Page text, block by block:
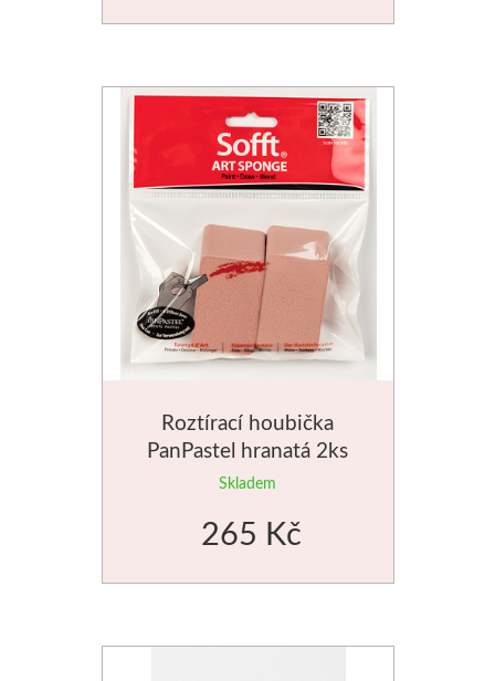
Roztírací houbička
PanPastel hranatá 2ks
Skladem
265 Kč